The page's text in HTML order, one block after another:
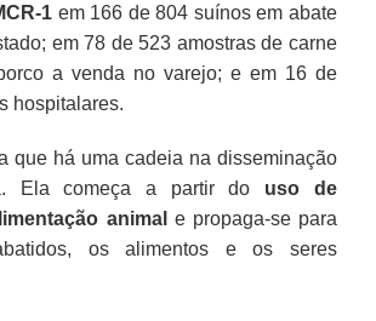
1 em 166 de 804 suínos em abate
em 78 de 523 amostras de carne
a venda no varejo; e em 16 de
hospitalares.
que há uma cadeia na disseminação
Ela começa a partir do uso de
animal e propaga-se para
os alimentos e os seres